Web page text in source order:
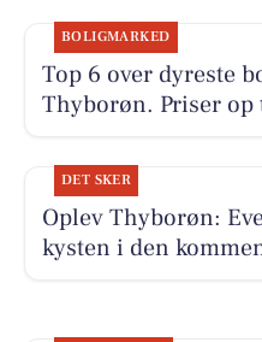
BOLIGMARKED
Top 6 over dyreste
Thyborøn. Priser
DET SKER
Oplev Thyborøn:
kysten i den